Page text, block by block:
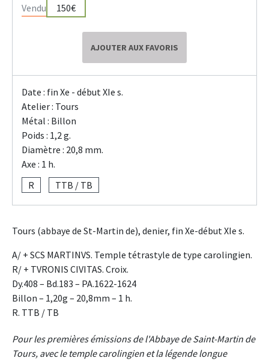
Vendu 150€
AJOUTER AUX FAVORIS
Date : fin Xe - début XIe s.
Atelier : Tours
Métal : Billon
Poids : 1,2 g.
Diamètre : 20,8 mm.
Axe : 1 h.
R
TTB / TB
Tours (abbaye de St-Martin de), denier, fin Xe-début XIe s.
A/ + SCS MARTINVS. Temple tétrastyle de type carolingien.
R/ + TVRONIS CIVITAS. Croix.
Dy.408 – Bd.183 – PA.1622-1624
Billon – 1,20g – 20,8mm – 1 h.
R. TTB / TB
Pour les premières émissions de l'Abbaye de Saint-Martin de
Tours, avec le temple carolingien et la légende longue